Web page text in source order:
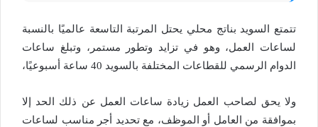
تتمتع السويد بناتج محلي يحتل المرتبة التاسعة عالميًا بالنسبة
لساعات العمل، وهو في تزايد وتطور مستمر، وتبلغ ساعات
الدوام الرسمي للقطاعات المختلفة بالسويد 40 ساعة أسبوعيًا،
ولا يحق لصاحب العمل زيادة ساعات العمل عن ذلك الحد إلا
بموافقة من العامل أو الموظف، مع تحديد أجر مناسب لساعات